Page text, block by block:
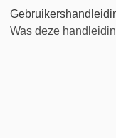
Was deze